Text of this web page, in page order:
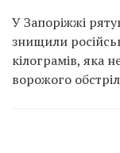
У Запоріжжі
знищили
кілограмів, яка
ворожого